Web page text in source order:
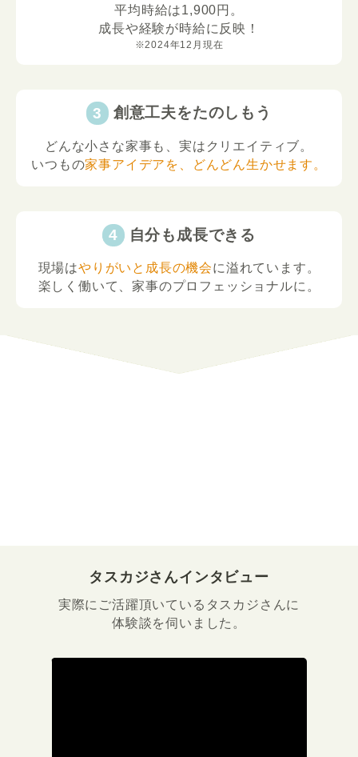
平均時給は1,900円。
成長や経験が時給に反映！
※2024年12月現在
創意工夫をたのしもう
どんな小さな家事も、実はクリエイティブ。
いつもの家事アイデアを、どんどん生かせます。
自分も成長できる
現場はやりがいと成長の機会に溢れています。
楽しく働いて、家事のプロフェッショナルに。
タスカジさんインタビュー
実際にご活躍頂いているタスカジさんに
体験談を伺いました。